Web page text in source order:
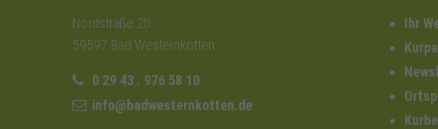
Nordstraße 2b
59597 Bad Westernkotten
0 29 43 . 976 58 10
info@badwesternkotten.de
Ihr